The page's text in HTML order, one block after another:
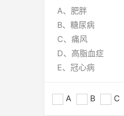
A、肥胖
B、糖尿病
C、痛风
D、高脂血症
E、冠心病
A B C